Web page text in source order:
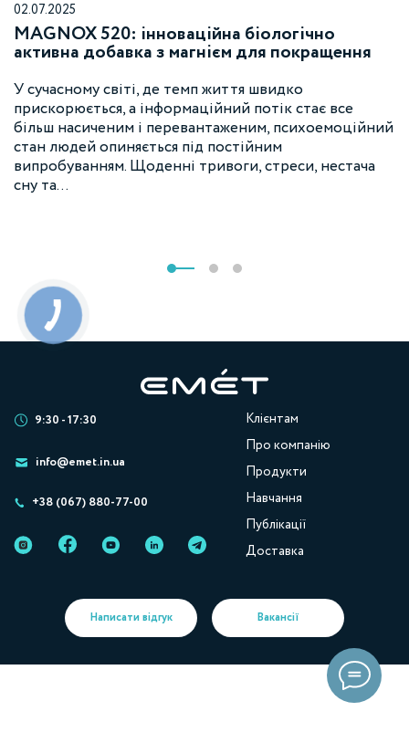
02.07.2025
MAGNOX 520: інноваційна біологічно
активна добавка з магнієм для покращення
У сучасному світі, де темп життя швидко
прискорюється, а інформаційний потік стає все
більш насиченим і перевантаженим, психоемоційний
стан людей опиняється під постійним
випробуванням. Щоденні тривоги, стреси, нестача
сну та…
Клієнтам
Про компанію
Продукти
Навчання
Публікації
Доставка
9:30 - 17:30
info@emet.in.ua
+38 (067) 880-77-00
Написати відгук Вакансії